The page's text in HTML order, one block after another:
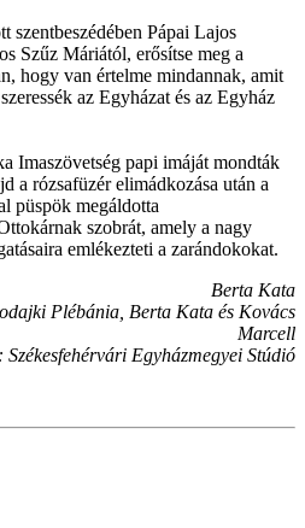
szentbeszédében Pápai Lajos
Szűz Máriától, erősítse meg a
hogy van értelme mindannak, amit
az Egyházat és az Egyház
Imaszövetség papi imáját mondták
a rózsafüzér elimádkozása után a
püspök megáldotta
szobrát, amely a nagy
emlékezteti a zarándokokat.
Berta Kata
Plébánia, Berta Kata és Kovács
Marcell
Székesfehérvári Egyházmegyei Stúdió